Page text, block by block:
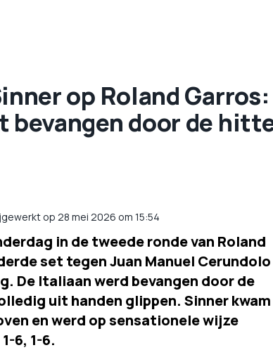
op Roland Garros:
door de
op 28 mei 2026 om 15:54
in de tweede ronde van Roland
set tegen Juan Manuel Cerundolo
De Italiaan werd bevangen door de
uit handen glippen. Sinner kwam
en werd op sensationele wijze
6, 1-6.